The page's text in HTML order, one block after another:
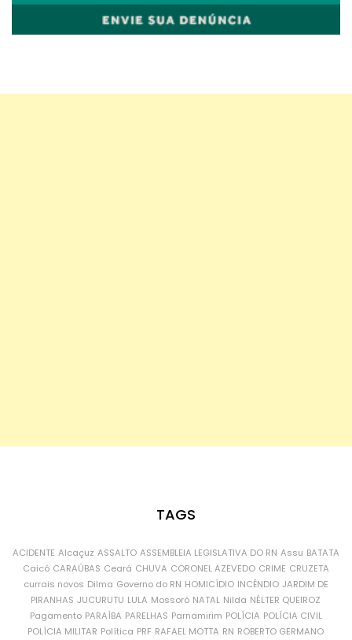
TAGS
ACIDENTE Alcaçuz ASSALTO ASSEMBLEIA LEGISLATIVA DO RN Assu BATATA
Caicó CARAÚBAS Ceará CHUVA CORONEL AZEVEDO CRIME CRUZETA
currais novos Dilma Governo do RN HOMICÍDIO INCÊNDIO JARDIM DE
PIRANHAS JUCURUTU LULA Mossoró NATAL Nilda NÉLTER QUEIROZ
Pagamento PARAÍBA PARELHAS Parnamirim POLÍCIA POLÍCIA CIVIL
POLÍCIA MILITAR Política PRF RAFAEL MOTTA RN ROBERTO GERMANO